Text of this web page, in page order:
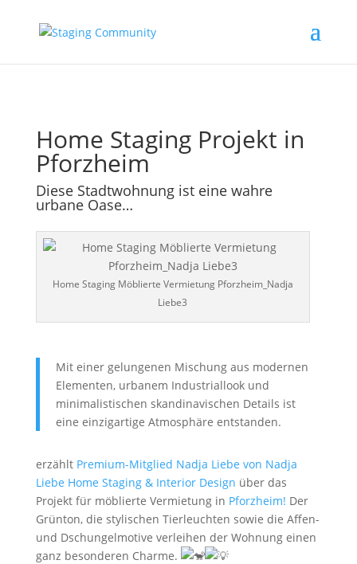
Home Staging Projekt in
Pforzheim
Diese Stadtwohnung ist eine wahre
urbane Oase…
Home Staging Möblierte Vermietung Pforzheim_Nadja
Liebe3
Mit einer gelungenen Mischung aus modernen
Elementen, urbanem Industriallook und
minimalistischen skandinavischen Details ist
eine einzigartige Atmosphäre entstanden.
erzählt Premium-Mitglied Nadja Liebe von Nadja
Liebe Home Staging & Interior Design über das
Projekt für möblierte Vermietung in Pforzheim! Der
Grünton, die stylischen Tierleuchten sowie die Affen-
und Dschungelmotive verleihen der Wohnung einen
ganz besonderen Charme.